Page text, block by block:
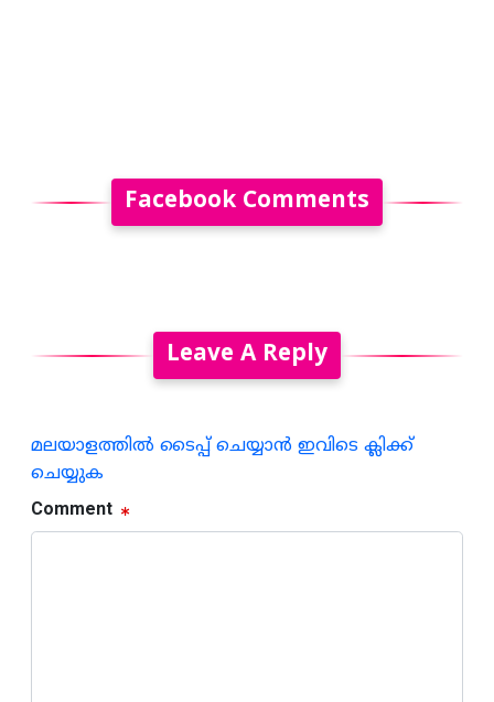
Facebook Comments
Leave A Reply
മലയാളത്തില്‍ ടൈപ്പ് ചെയ്യാന്‍ ഇവിടെ ക്ലിക്ക്
ചെയ്യുക
Comment